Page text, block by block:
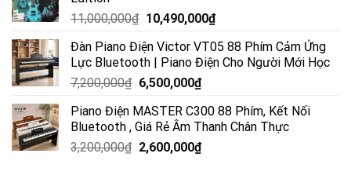
11,000,000₫ 10,490,000₫
Đàn Piano Điện Victor VT05 88 Phím Cảm Ứng
Lực Bluetooth | Piano Điện Cho Người Mới Học
7,200,000₫ 6,500,000₫
Piano Điện MASTER C300 88 Phím, Kết Nối
Bluetooth , Giá Rẻ Âm Thanh Chân Thực
3,200,000₫ 2,600,000₫